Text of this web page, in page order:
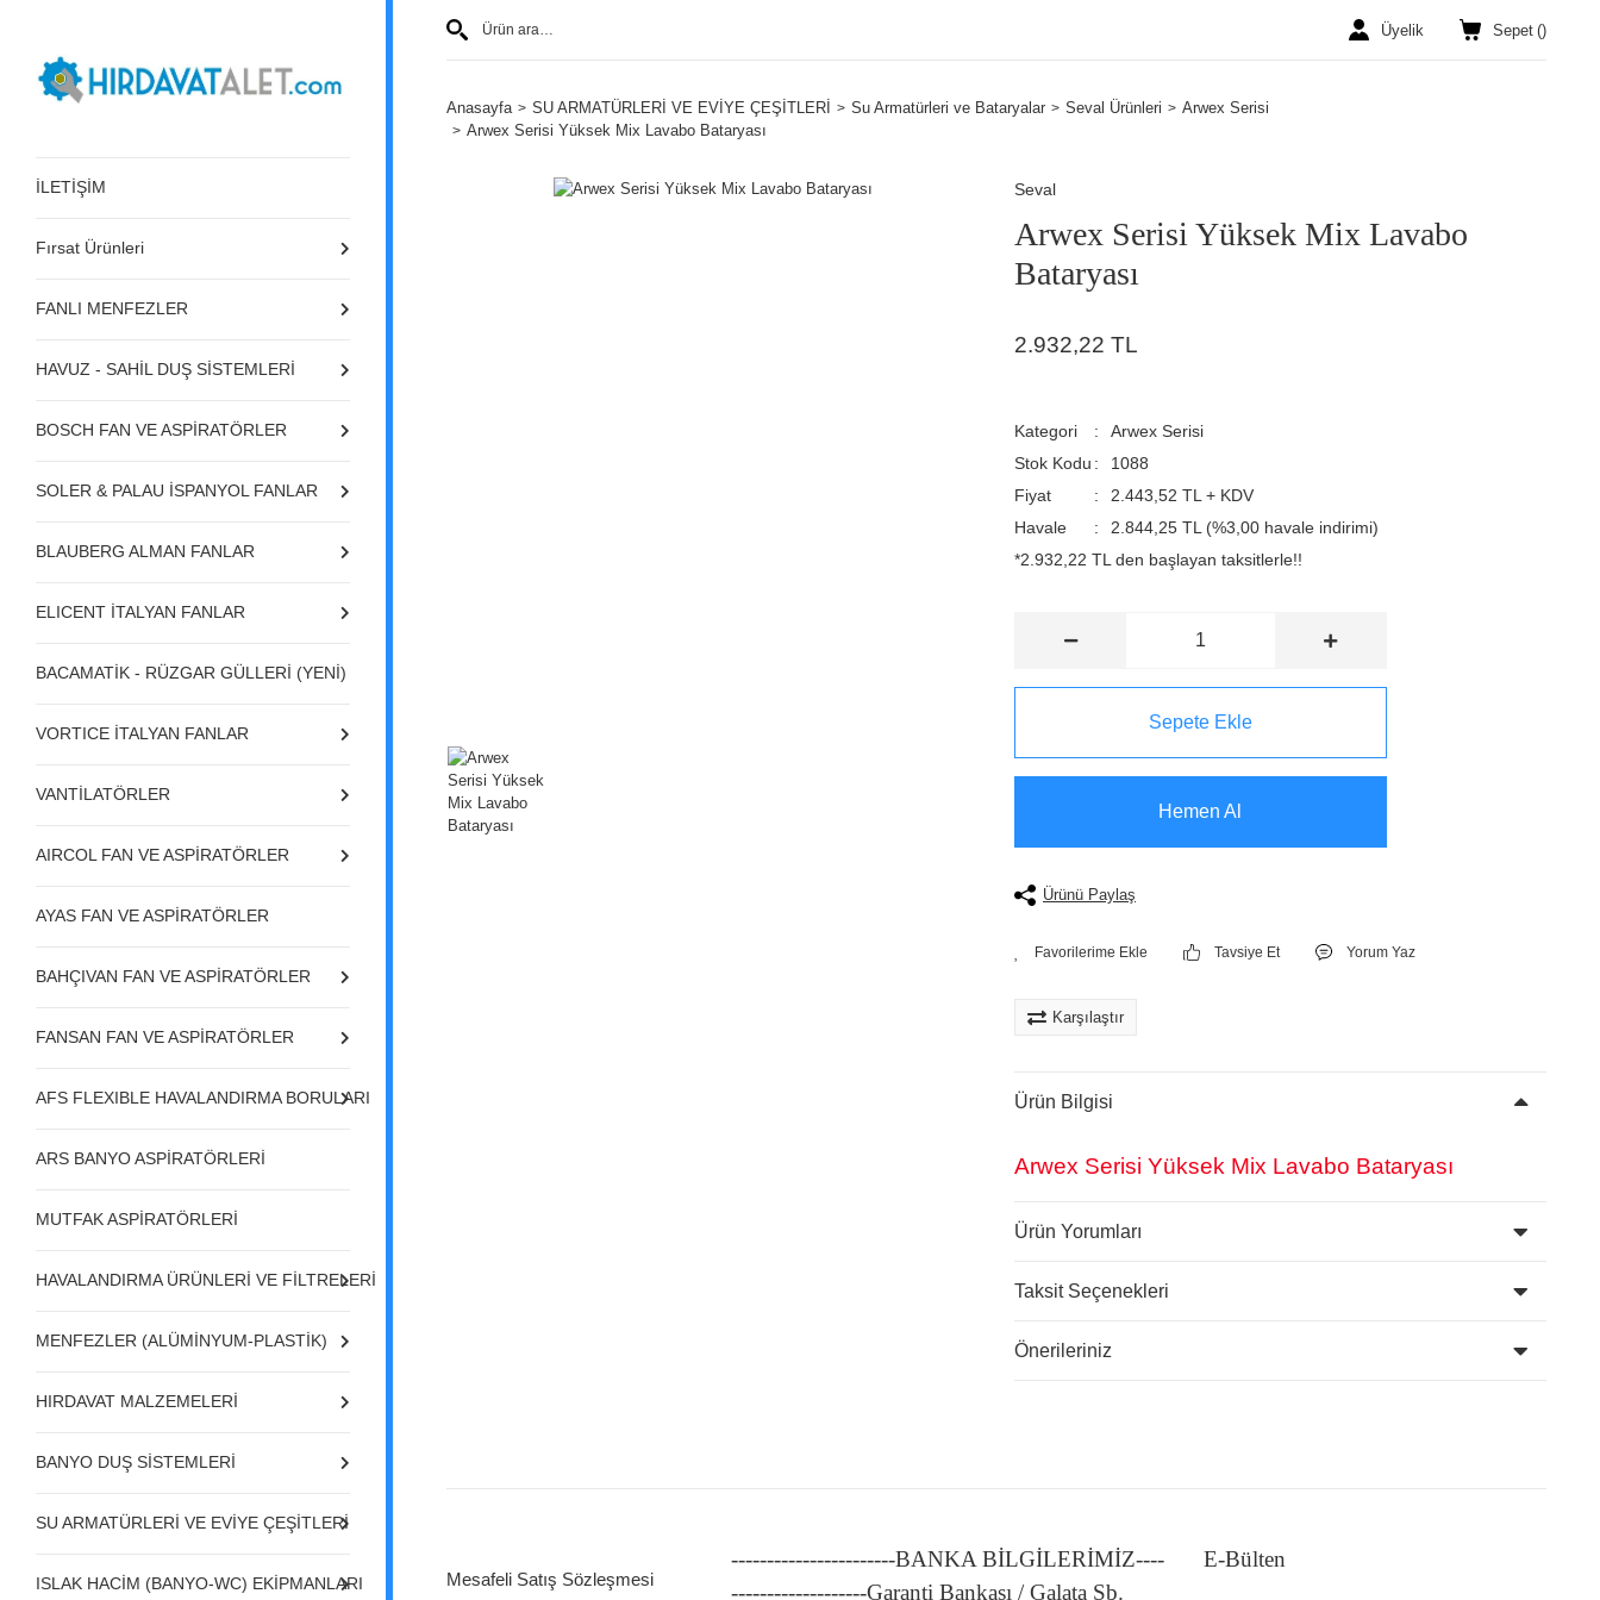
İLETİŞİM
Fırsat Ürünleri
FANLI MENFEZLER
HAVUZ - SAHİL DUŞ SİSTEMLERİ
BOSCH FAN VE ASPİRATÖRLER
SOLER & PALAU İSPANYOL FANLAR
BLAUBERG ALMAN FANLAR
ELICENT İTALYAN FANLAR
BACAMATİK - RÜZGAR GÜLLERİ (YENİ)
VORTICE İTALYAN FANLAR
VANTİLATÖRLER
AIRCOL FAN VE ASPİRATÖRLER
AYAS FAN VE ASPİRATÖRLER
BAHÇIVAN FAN VE ASPİRATÖRLER
FANSAN FAN VE ASPİRATÖRLER
AFS FLEXIBLE HAVALANDIRMA BORULARI
ARS BANYO ASPİRATÖRLERİ
MUTFAK ASPİRATÖRLERİ
HAVALANDIRMA ÜRÜNLERİ VE FİLTRELERİ
MENFEZLER (ALÜMİNYUM-PLASTİK)
HIRDAVAT MALZEMELERİ
BANYO DUŞ SİSTEMLERİ
SU ARMATÜRLERİ VE EVİYE ÇEŞİTLERİ
ISLAK HACİM (BANYO-WC) EKİPMANLARI
Üyelik Sepet ()
Anasayfa SU ARMATÜRLERİ VE EVİYE ÇEŞİTLERİ Su Armatürleri ve Bataryalar Seval Ürünleri
Arwex Serisi
Arwex Serisi Yüksek Mix Lavabo Bataryası
Seval
Arwex Serisi Yüksek Mix Lavabo
Bataryası
2.932,22 TL
Kategori
Arwex Serisi
Stok Kodu
1088
Fiyat
2.443,52 TL + KDV
Havale
2.844,25 TL (%3,00 havale indirimi)
*2.932,22 TL den başlayan taksitlerle!!
Sepete Ekle
Hemen Al
Ürünü Paylaş
Tavsiye Et Yorum Yaz
Karşılaştır
Ürün Bilgisi
Arwex Serisi Yüksek Mix Lavabo Bataryası
Ürün Yorumları
Taksit Seçenekleri
Önerileriniz
Mesafeli Satış Sözleşmesi
-----------------------BANKA BİLGİLERİMİZ----
-------------------Garanti Bankası / Galata Şb.
E-Bülten